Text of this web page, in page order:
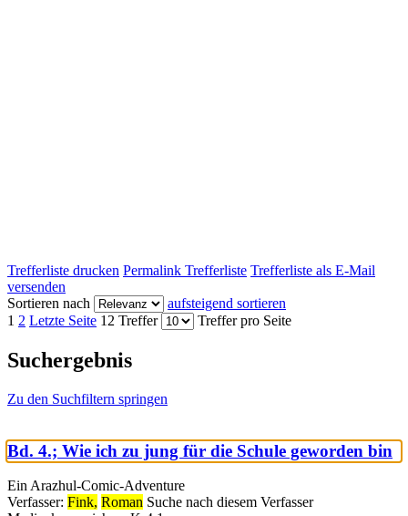
Trefferliste drucken Permalink Trefferliste Trefferliste als E-Mail
versenden
Sortieren nach
aufsteigend sortieren
1 2 Letzte Seite 12 Treffer Treffer pro Seite
Suchergebnis
Zu den Suchfiltern springen
Bd. 4.; Wie ich zu jung für die Schule geworden bin
Ein Arazhul-Comic-Adventure
Verfasser: Fink, Roman Suche nach diesem Verfasser